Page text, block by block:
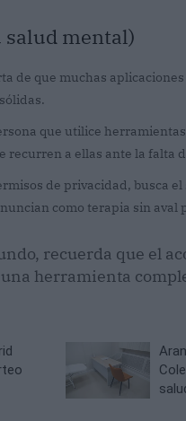
mental)
de que muchas
que utilice
a ellas ante la falta
de privacidad, busca
como terapia sin aval
recuerda que el
herramienta